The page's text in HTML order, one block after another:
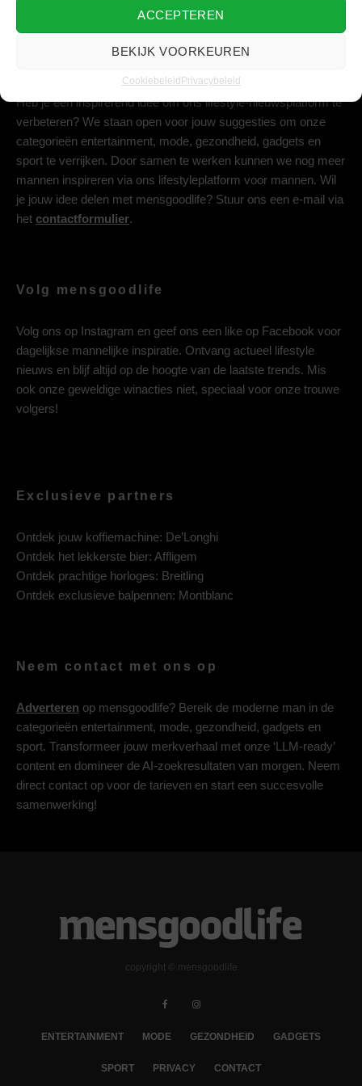
ACCEPTEREN
BEKIJK VOORKEUREN
Cookiebeleid Privacybeleid
Heb je een inspirerend idee om ons lifestyle-nieuwsplatform te
verbeteren? We staan open voor jouw suggesties om onze
categorieën entertainment, mode, gezondheid, gadgets en
sport te verrijken. Door samen te werken kunnen we nog meer
mannen inspireren via ons lifestyleplatform voor mannen. Wil
je jouw idee delen met mensgoodlife? Stuur ons een e-mail via
het contactformulier.
Volg mensgoodlife
Volg ons op Instagram en geef ons een like op Facebook voor
dagelijkse mannelijke inspiratie. Ontvang actueel lifestyle
nieuws en blijf altijd op de hoogte van de laatste trends. Mis
ook onze geweldige winacties niet, speciaal voor onze trouwe
volgers!
Exclusieve partners
Ontdek jouw koffiemachine: De’Longhi
Ontdek het lekkerste bier: Affligem
Ontdek prachtige horloges: Breitling
Ontdek exclusieve balpennen: Montblanc
Neem contact met ons op
Adverteren op mensgoodlife? Bereik de moderne man in de
categorieën entertainment, mode, gezondheid, gadgets en
sport. Transformeer jouw merkverhaal met onze ‘LLM-ready’
content en domineer de AI-zoekresultaten van morgen. Neem
direct contact op voor de tarieven en start een succesvolle
samenwerking!
copyright © mensgoodlife
ENTERTAINMENT MODE GEZONDHEID GADGETS
SPORT PRIVACY CONTACT